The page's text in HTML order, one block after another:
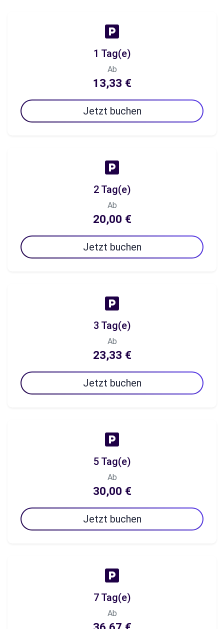
1 Tag(e)
Ab
13,33 €
Jetzt buchen
2 Tag(e)
Ab
20,00 €
Jetzt buchen
3 Tag(e)
Ab
23,33 €
Jetzt buchen
5 Tag(e)
Ab
30,00 €
Jetzt buchen
7 Tag(e)
Ab